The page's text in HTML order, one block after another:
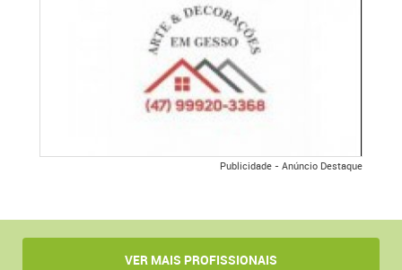
Publicidade - Anúncio Destaque
VER MAIS PROFISSIONAIS